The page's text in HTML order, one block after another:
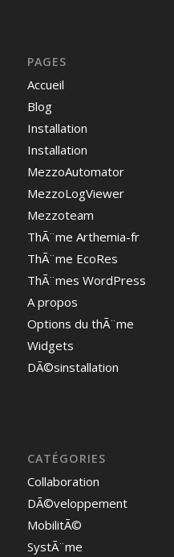
PAGES
Accueil
Blog
Installation
Installation
MezzoAutomator
MezzoLogViewer
Mezzoteam
ThÃ¨me Arthemia-fr
ThÃ¨me EcoRes
ThÃ¨mes WordPress
A propos
Options du thÃ¨me
Widgets
DÃ©sinstallation
CATÉGORIES
Collaboration
DÃ©veloppement
MobilitÃ©
SystÃ¨me